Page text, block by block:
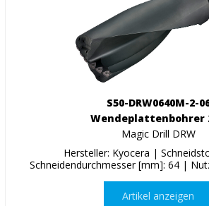
S50-DRW0640M-2-
Wendeplattenbohrer
Magic Drill DRW
Hersteller: Kyocera |
Schneidendurchmesser [mm]: 64 |
Artikel anzeigen